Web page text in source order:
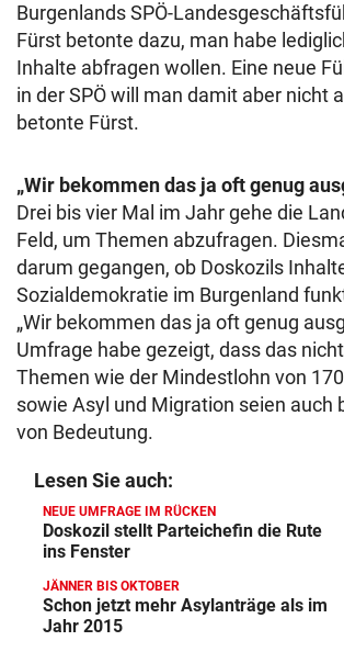
Burgenlands SPÖ-
Fürst betonte dazu, man habe
Inhalte abfragen wollen. Eine neue
in der SPÖ will man damit aber nicht
betonte Fürst.
„Wir bekommen das ja oft genug
Drei bis vier Mal im Jahr gehe die
Feld, um Themen abzufragen.
darum gegangen, ob Doskozils
Sozialdemokratie im Burgenland
„Wir bekommen das ja oft genug
Umfrage habe gezeigt, dass das
Themen wie der Mindestlohn von
sowie Asyl und Migration seien auch
von Bedeutung.
Lesen Sie auch:
NEUE UMFRAGE IM RÜCKEN
Doskozil stellt Parteichefin die Rute
ins Fenster
JÄNNER BIS OKTOBER
Schon jetzt mehr Asylanträge als im
Jahr 2015